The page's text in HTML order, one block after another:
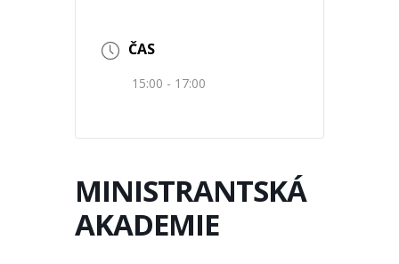
ČAS
15:00 - 17:00
MINISTRANTSKÁ
AKADEMIE